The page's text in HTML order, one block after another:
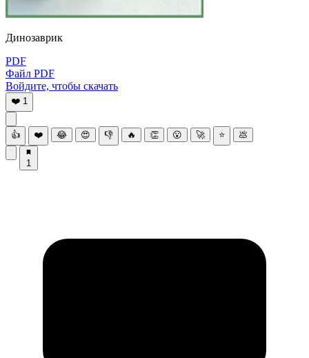
Динoзaврик
PDF
Файл PDF
Войдите, чтобы скачать
❤️ 1
👍 ❤️ 😂 😍 👎 🔥 👏 😮 🚀 ⭐ 💩
1